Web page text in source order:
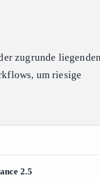
zugrunde
um riesige
2.5